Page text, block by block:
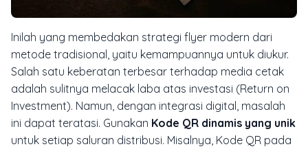
Inilah yang membedakan strategi flyer modern dari
metode tradisional, yaitu kemampuannya untuk diukur.
Salah satu keberatan terbesar terhadap media cetak
adalah sulitnya melacak laba atas investasi (Return on
Investment). Namun, dengan integrasi digital, masalah
ini dapat teratasi. Gunakan Kode QR dinamis yang unik
untuk setiap saluran distribusi. Misalnya, Kode QR pada